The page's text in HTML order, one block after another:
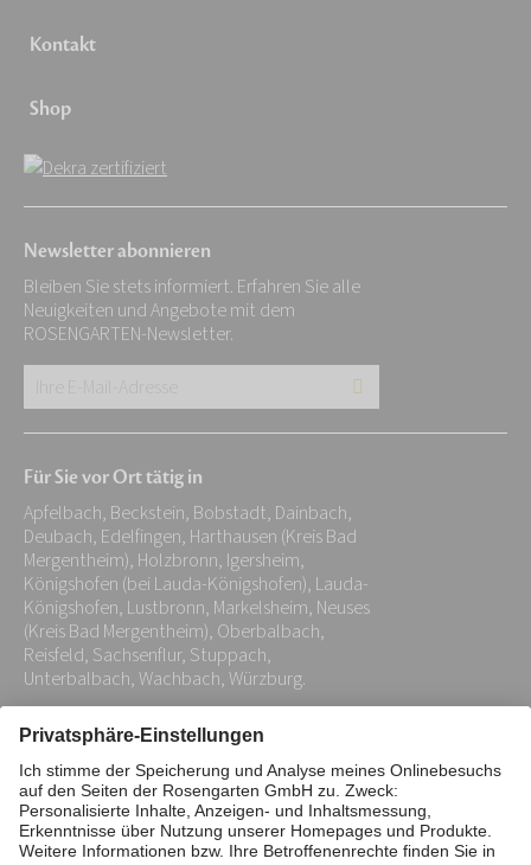
Kontakt
Shop
Newsletter abonnieren
Bleiben Sie stets informiert. Erfahren Sie alle
Neuigkeiten und Angebote mit dem
ROSENGARTEN-Newsletter.
Adresse:
*
Für Sie vor Ort tätig in
Apfelbach, Beckstein, Bobstadt, Dainbach,
Deubach, Edelfingen, Harthausen (Kreis Bad
Mergentheim), Holzbronn, Igersheim,
Königshofen (bei Lauda-Königshofen), Lauda-
Königshofen, Lustbronn, Markelsheim, Neuses
(Kreis Bad Mergentheim), Oberbalbach,
Reisfeld, Sachsenflur, Stuppach,
Unterbalbach, Wachbach, Würzburg.
Impressum Datenschutz
Stiftung
Interne Meldestelle
Zahlungsmittel
Barrierefreiheitserklärung
Vertrag widerrufen